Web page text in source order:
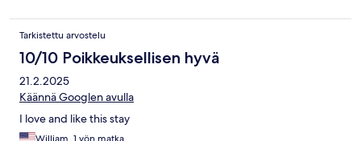
Tarkistettu arvostelu
10/10 Poikkeuksellisen hyvä
21.2.2025
Käännä Googlen avulla
I love and like this stay